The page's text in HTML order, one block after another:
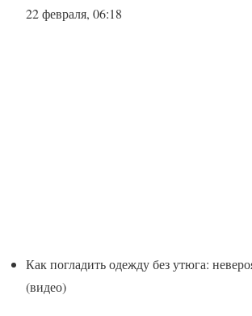
22 февраля, 06:18
Как погладить одежду без утюга:
(видео)